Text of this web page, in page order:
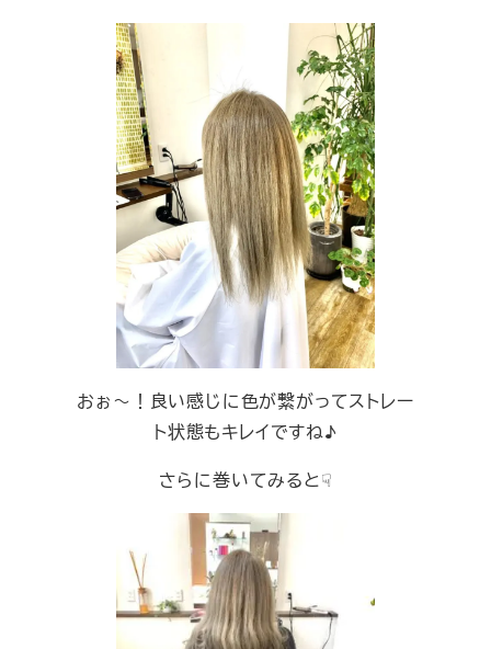
おぉ～！良い感じに色が繋がってストレー
ト状態もキレイですね♪
さらに巻いてみると☟